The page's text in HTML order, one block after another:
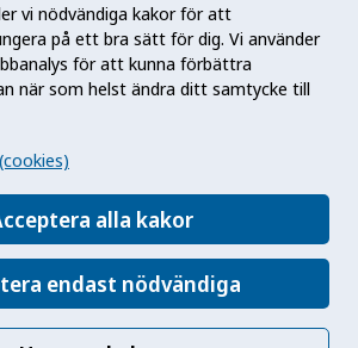
vi nödvändiga kakor för att
på ett bra sätt för dig. Vi använder
för att kunna förbättra
när som helst ändra ditt samtycke till
alla kakor
endast nödvändiga
(Fohm) är en nationell
som arbetar för en bättre
myndigheten genom att
ohälsa och skydda mot
är en folkhälsa som stärker